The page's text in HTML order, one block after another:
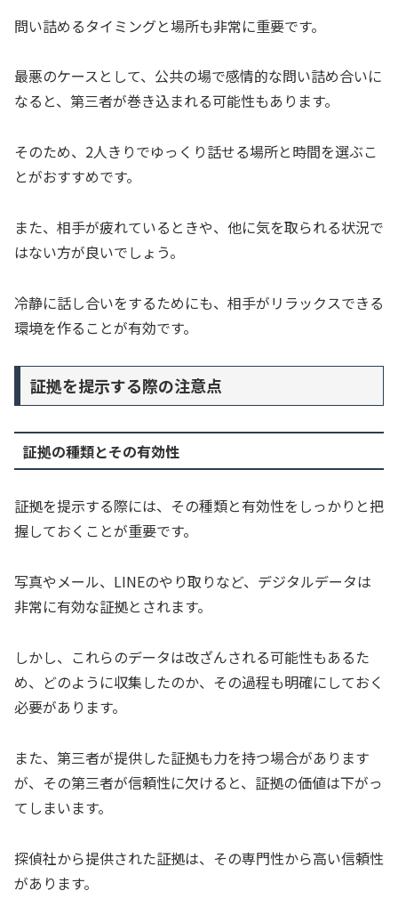
問い詰めるタイミングと場所も非常に重要です。
最悪のケースとして、公共の場で感情的な問い詰め合いに
なると、第三者が巻き込まれる可能性もあります。
そのため、2人きりでゆっくり話せる場所と時間を選ぶこ
とがおすすめです。
また、相手が疲れているときや、他に気を取られる状況で
はない方が良いでしょう。
冷静に話し合いをするためにも、相手がリラックスできる
環境を作ることが有効です。
証拠を提示する際の注意点
証拠の種類とその有効性
証拠を提示する際には、その種類と有効性をしっかりと把
握しておくことが重要です。
写真やメール、LINEのやり取りなど、デジタルデータは
非常に有効な証拠とされます。
しかし、これらのデータは改ざんされる可能性もあるた
め、どのように収集したのか、その過程も明確にしておく
必要があります。
また、第三者が提供した証拠も力を持つ場合があります
が、その第三者が信頼性に欠けると、証拠の価値は下がっ
てしまいます。
探偵社から提供された証拠は、その専門性から高い信頼性
があります。